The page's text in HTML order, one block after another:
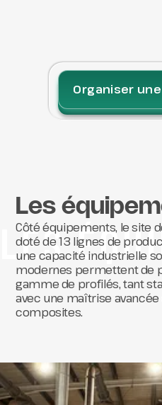
Organiser
LES
Les
Côté équipements, le site
doté de 13 lignes de
une capacité industrielle
modernes permettent de
gamme de profilés, tant
avec une maîtrise
composites.